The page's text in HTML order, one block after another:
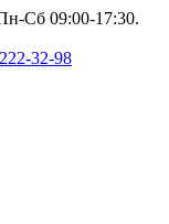
Сб 09:00-17:30.
32-98